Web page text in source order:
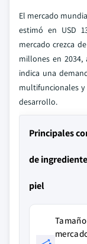
El mercado
estimó en USD
mercado crezca
millones en 2034,
indica una
multifuncionales
desarrollo.
Principales
de
piel